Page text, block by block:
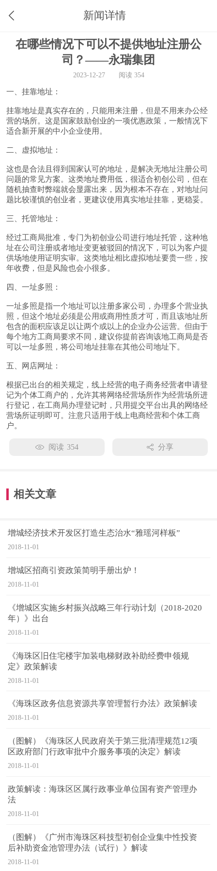
新闻详情
在哪些情况下可以不提供地址注册公
司？——永瑞集团
2023-12-27 阅读 354
一、挂靠地址：
挂靠地址是真实存在的，只能用来注册，但是不用来办公经
营的场所。这是国家鼓励创业的一项优惠政策，一般情况下
适合新开展的中小企业使用。
二、虚拟地址：
这也是合法且得到国家认可的地址，是解决无地址注册公司
问题的常见方案。这类地址费用低，很适合初创公司，但在
随机抽查时弊端就会显露出来，因为根本不存在，对地址问
题比较谨慎的创业者，更建议使用真实地址挂靠，更稳妥。
三、托管地址：
经过工商局批准，专门为初创业公司进行地址托管，这种地
址在公司注册或者地址变更被驳回的情况下，可以为客户提
供场地使用证明实审。这类地址相比虚拟地址要贵一些，按
年收费，但是风险也会小很多。
四、一址多照：
一址多照是指一个地址可以注册多家公司，办理多个营业执
照，但这个地址必须是公用或商用性质才可，而且该地址所
包含的面积应该足以让两个或以上的企业办公运营。但由于
每个地方工商局要求不同，建议你提前咨询该地工商局是否
可以一址多照，将公司地址挂靠在其他公司地址下。
五、网店网址：
根据已出台的相关规定，线上经营的电子商务经营者申请登
记为个体工商户的，允许其将网络经营场所作为经营场所进
行登记，在工商局办理登记时，只用提交平台出具的网络经
营场所证明即可。注意只适用于线上电商经营和个体工商
户。
阅读 354 分享
相关文章
增城经济技术开发区打造生态治水“雅瑶河样板”
2018-11-01
增城区招商引资政策简明手册出炉！
2018-11-01
《增城区实施乡村振兴战略三年行动计划（2018-2020
年）》出台
2018-11-01
《海珠区旧住宅楼宇加装电梯财政补助经费申领规
定》政策解读
2018-11-01
《海珠区政务信息资源共享管理暂行办法》政策解读
2018-11-01
（图解）《海珠区人民政府关于第三批清理规范12项
区政府部门行政审批中介服务事项的决定》解读
2018-11-01
政策解读：海珠区区属行政事业单位国有资产管理办
法
2018-11-01
（图解）《广州市海珠区科技型初创企业集中性投资
后补助资金池管理办法（试行）》解读
2018-11-01